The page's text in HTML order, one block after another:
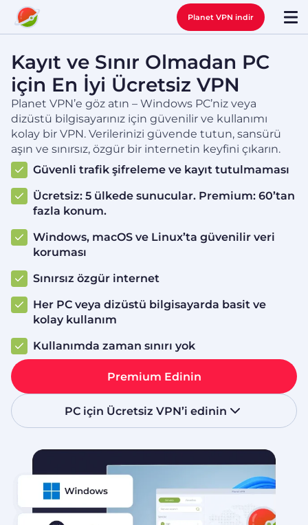
Planet VPN indir
Kayıt ve Sınır Olmadan PC
için En İyi Ücretsiz VPN
Planet VPN’e göz atın – Windows PC’niz veya
dizüstü bilgisayarınız için güvenilir ve kullanımı
kolay bir VPN. Verilerinizi güvende tutun, sansürü
aşın ve sınırsız, özgür bir internetin keyfini çıkarın.
Güvenli trafik şifreleme ve kayıt tutulmaması
Ücretsiz: 5 ülkede sunucular. Premium: 60’tan
fazla konum.
Windows, macOS ve Linux’ta güvenilir veri
koruması
Sınırsız özgür internet
Her PC veya dizüstü bilgisayarda basit ve
kolay kullanım
Kullanımda zaman sınırı yok
Premium Edinin
PC için Ücretsiz VPN’i edinin